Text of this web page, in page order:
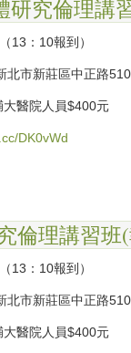
研究倫理講
13：10報到）
北市新莊區中正路
醫院人員$400元
DK0vWd
倫理講習
13：10報到）
北市新莊區中正路
醫院人員$400元